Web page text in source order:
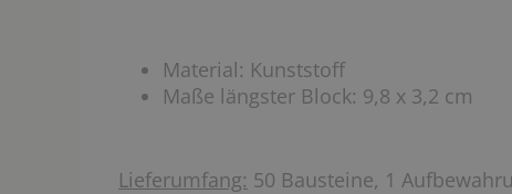
Material: Kunststoff
Maße längster Block: 9,8 x 3,2 cm
Lieferumfang: 50 Bausteine, 1